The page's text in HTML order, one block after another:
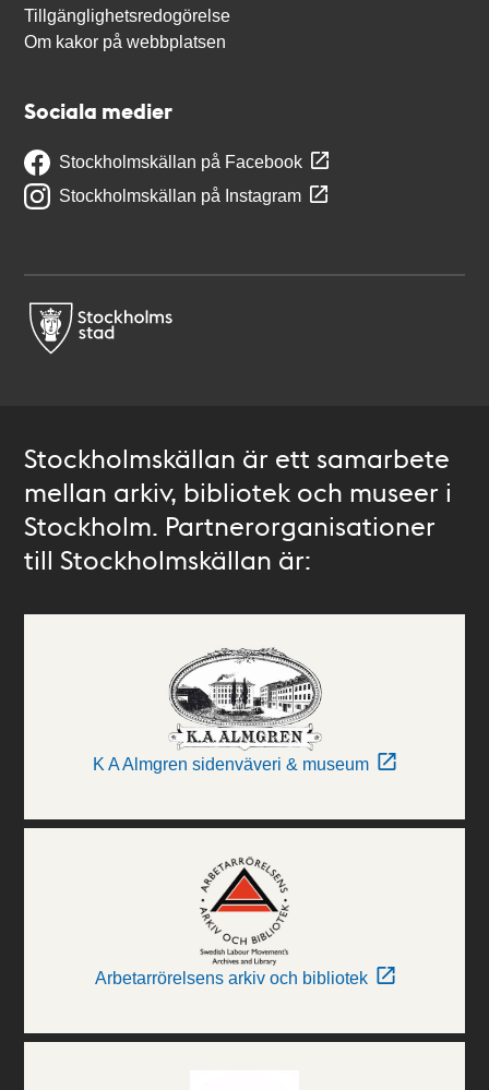
Tillgänglighetsredogörelse
Om kakor på webbplatsen
Sociala medier
Stockholmskällan på Facebook
Stockholmskällan på Instagram
Stockholmskällan är ett samarbete
mellan arkiv, bibliotek och museer i
Stockholm. Partnerorganisationer
till Stockholmskällan är:
K A Almgren sidenväveri & museum
Arbetarrörelsens arkiv och bibliotek